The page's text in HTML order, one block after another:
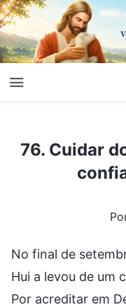
76. Cuidar dos pais é
76. Cuidar
No final de
Hui a levou de um
Por acreditar em